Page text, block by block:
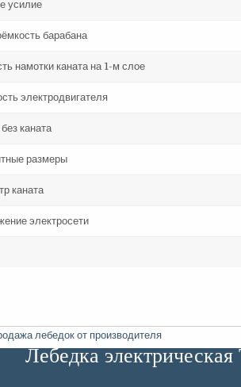
усилие
барабана
намотки каната на 1-м слое
электродвигателя
каната
размеры
каната
электросети
Лебедка